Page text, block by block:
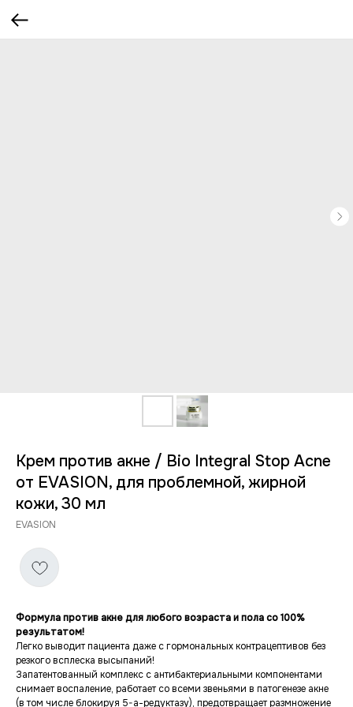
Крем против акне / Bio Integral Stop Acne
от EVASION, для проблемной, жирной
кожи, 30 мл
EVASION
Формула против акне для любого возраста и пола со 100%
результатом!
Легко выводит пациента даже с гормональных контрацептивов без
резкого всплеска высыпаний!
Запатентованный комплекс с антибактериальными компонентами
снимает воспаление, работает со всеми звеньями в патогенезе акне
(в том числе блокируя 5-а-редуктазу), предотвращает размножение